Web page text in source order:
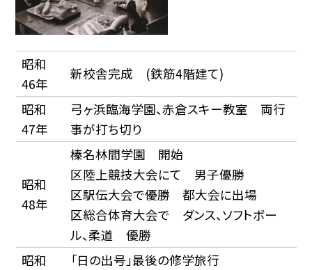
昭和
46年
新校舎完成 (鉄筋4階建て)
昭和
47年
弓ヶ浜臨海学園、赤倉スキー教室 両行
事が打ち切り
昭和
48年
榛名林間学園 開始
区陸上競技大会にて 男子優勝
区駅伝大会で優勝 都大会に出場
区総合体育大会で ダンス、ソフトボー
ル、柔道 優勝
昭和
「日の出号」最後の修学旅行